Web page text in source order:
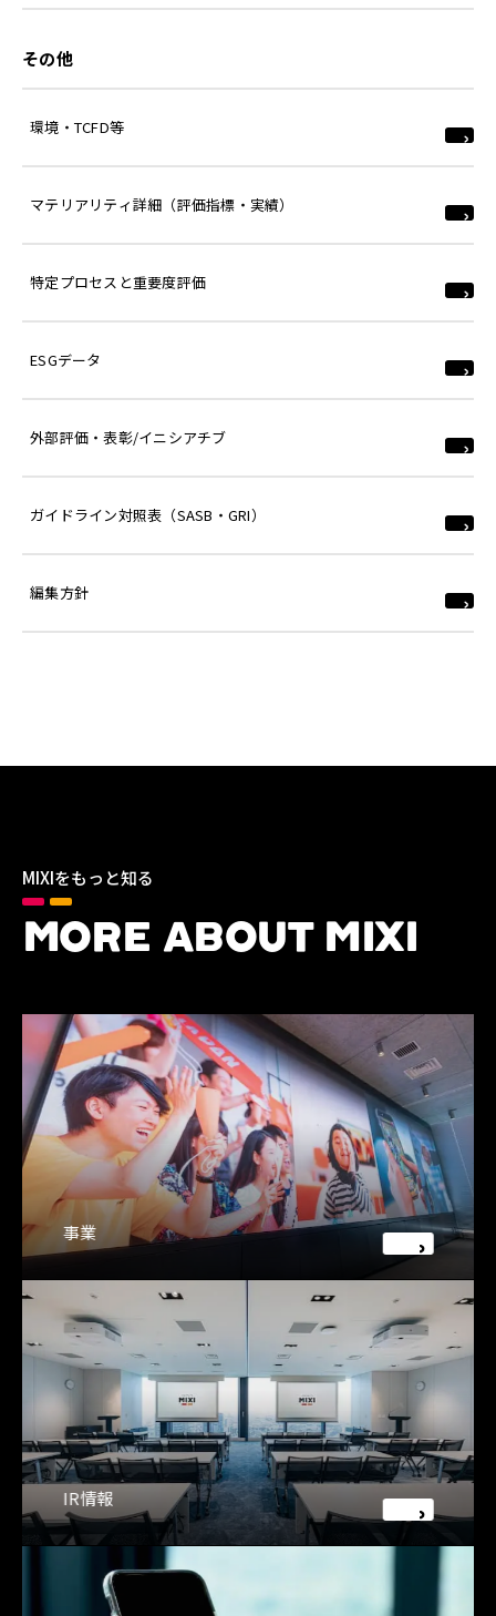
その他
環境・TCFD等
マテリアリティ詳細（評価指標・実績）
特定プロセスと重要度評価
ESGデータ
外部評価・表彰/イニシアチブ
ガイドライン対照表（SASB・GRI）
編集方針
MIXIをもっと知る
MORE ABOUT MIXI
事業
IR情報